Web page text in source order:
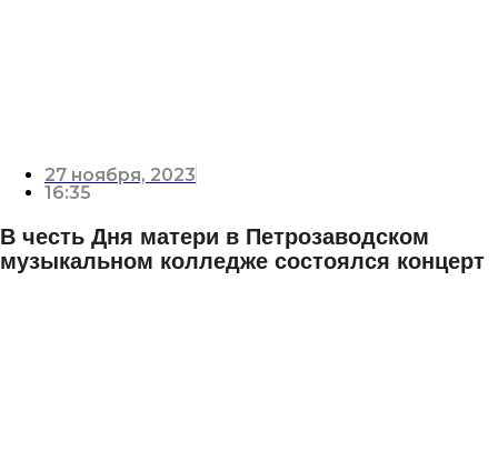
27 ноября, 2023
16:35
В честь Дня матери в Петрозаводском
музыкальном колледже состоялся концерт